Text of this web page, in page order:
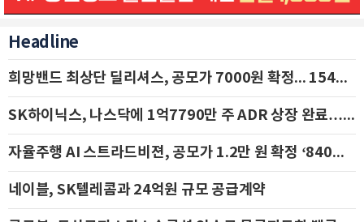
Headline
희망밴드 최상단 딜리셔스, 공모가 7000원 확정... 154억 규모 IPO 돌입
SK하이닉스, 나스닥에 1억7790만 주 ADR 상장 완료…29일 국내 추가 상장
자율주행 AI 스트라드비젼, 공모가 1.2만 원 확정 ‘840억 수혈’
네이블, SK텔레콤과 24억원 규모 공급계약